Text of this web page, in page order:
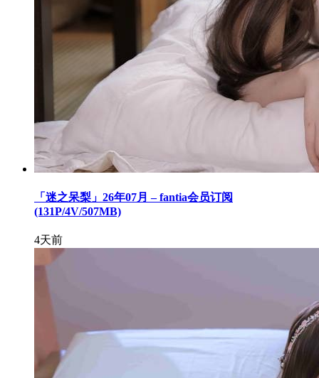
「迷之呆梨」26年07月 – fantia会员订阅
(131P/4V/507MB)
4天前